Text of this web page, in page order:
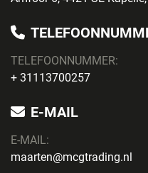
TELEFOONNUMMER:
+ 31113700257
E-MAIL
E-MAIL:
maarten@mcgtrading.nl